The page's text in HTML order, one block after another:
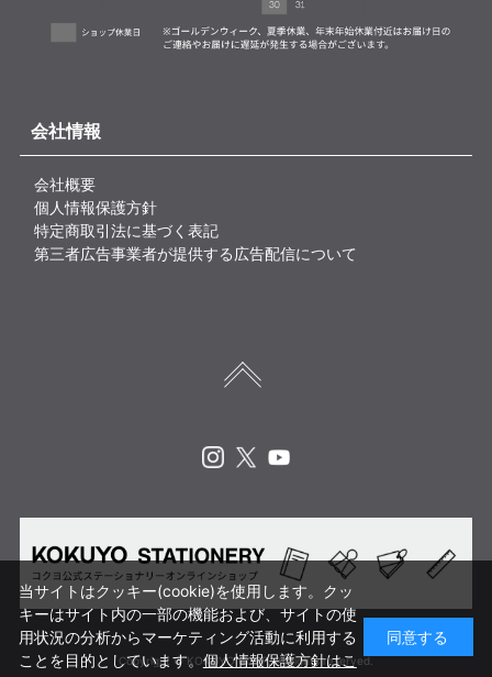
会社情報
会社概要
個人情報保護方針
特定商取引法に基づく表記
第三者広告事業者が提供する広告配信について
Copyright © KOKUYO CORP. All rights reserved.
当サイトはクッキー(cookie)を使用します。クッ
キーはサイト内の一部の機能および、サイトの使
用状況の分析からマーケティング活動に利用する
ことを目的としています。個人情報保護方針はこ
同意する